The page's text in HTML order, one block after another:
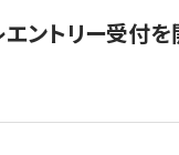
ントリー受付を